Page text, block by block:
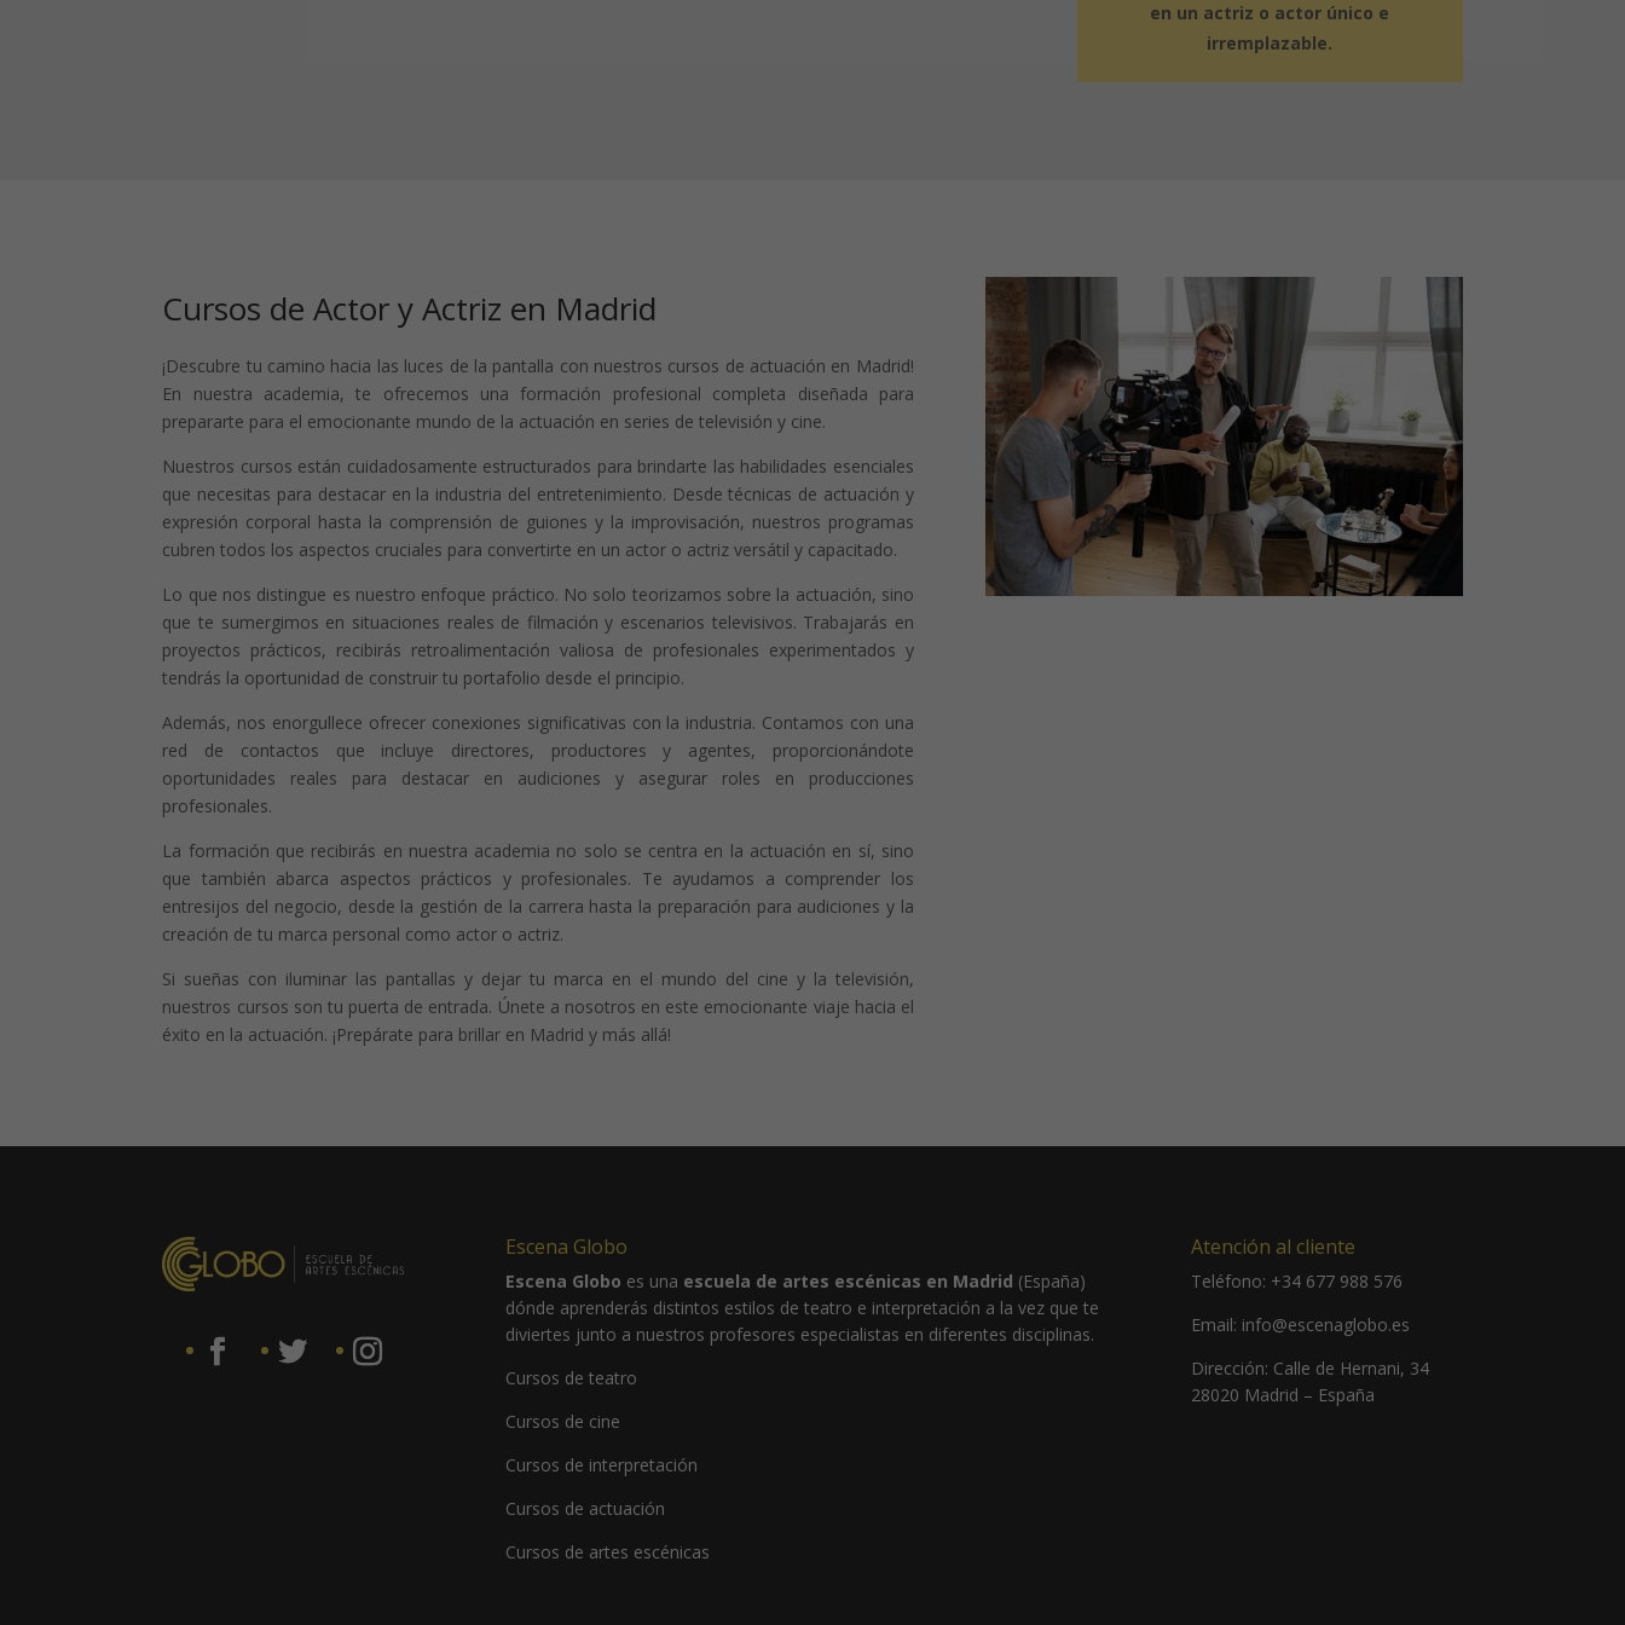
en un actriz o actor único e
irremplazable.
Cursos de Actor y Actriz en Madrid
¡Descubre tu camino hacia las luces de la pantalla con nuestros cursos de actuación en Madrid!
En nuestra academia, te ofrecemos una formación profesional completa diseñada para
prepararte para el emocionante mundo de la actuación en series de televisión y cine.
Nuestros cursos están cuidadosamente estructurados para brindarte las habilidades esenciales
que necesitas para destacar en la industria del entretenimiento. Desde técnicas de actuación y
expresión corporal hasta la comprensión de guiones y la improvisación, nuestros programas
cubren todos los aspectos cruciales para convertirte en un actor o actriz versátil y capacitado.
Lo que nos distingue es nuestro enfoque práctico. No solo teorizamos sobre la actuación, sino
que te sumergimos en situaciones reales de filmación y escenarios televisivos. Trabajarás en
proyectos prácticos, recibirás retroalimentación valiosa de profesionales experimentados y
tendrás la oportunidad de construir tu portafolio desde el principio.
Además, nos enorgullece ofrecer conexiones significativas con la industria. Contamos con una
red de contactos que incluye directores, productores y agentes, proporcionándote
oportunidades reales para destacar en audiciones y asegurar roles en producciones
profesionales.
La formación que recibirás en nuestra academia no solo se centra en la actuación en sí, sino
que también abarca aspectos prácticos y profesionales. Te ayudamos a comprender los
entresijos del negocio, desde la gestión de la carrera hasta la preparación para audiciones y la
creación de tu marca personal como actor o actriz.
Si sueñas con iluminar las pantallas y dejar tu marca en el mundo del cine y la televisión,
nuestros cursos son tu puerta de entrada. Únete a nosotros en este emocionante viaje hacia el
éxito en la actuación. ¡Prepárate para brillar en Madrid y más allá!
Escena Globo
Escena Globo es una escuela de artes escénicas en Madrid (España)
dónde aprenderás distintos estilos de teatro e interpretación a la vez que te
diviertes junto a nuestros profesores especialistas en diferentes disciplinas.
Cursos de teatro
Cursos de cine
Cursos de interpretación
Cursos de actuación
Cursos de artes escénicas
Atención al cliente
Teléfono: +34 677 988 576
Email: info@escenaglobo.es
Dirección: Calle de Hernani, 34
28020 Madrid – España